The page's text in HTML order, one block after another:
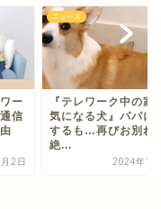
ー
信
2日
ニュース
『テレワーク中の家
気になる犬』パパに
するも…再びお別れ
絶...
2024年1